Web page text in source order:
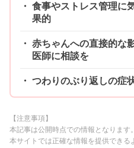
食事やストレス管理に
果的
赤ちゃんへの直接的な
医師に相談を
つわりのぶり返しの症
【注意事項】
本記事は公開時点での情報となります。
本サイトでは正確な情報を提供でき